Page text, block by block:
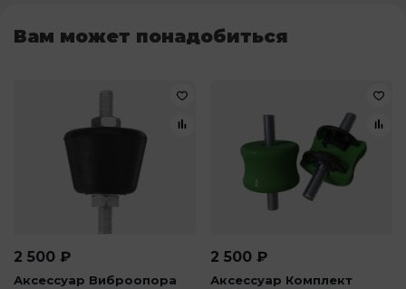
Вам может понадобиться
2 500 ₽
Аксессуар Виброопора
2 500 ₽
Аксессуар Комплект